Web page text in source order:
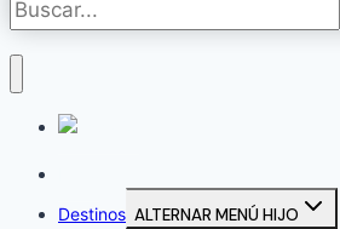
Destinos ALTERNAR MENÚ HIJO